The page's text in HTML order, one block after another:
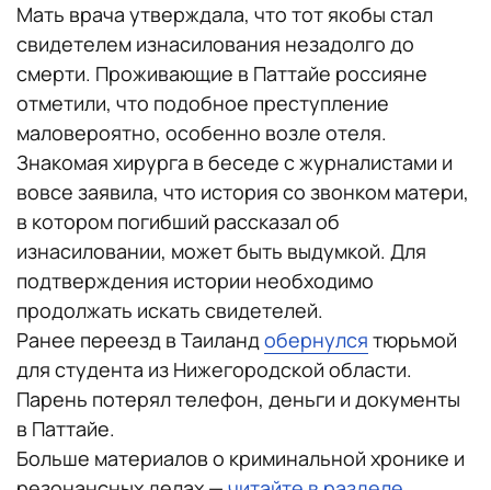
Мать врача утверждала, что тот якобы стал
свидетелем изнасилования незадолго до
смерти. Проживающие в Паттайе россияне
отметили, что подобное преступление
маловероятно, особенно возле отеля.
Знакомая хирурга в беседе с журналистами и
вовсе заявила, что история со звонком матери,
в котором погибший рассказал об
изнасиловании, может быть выдумкой. Для
подтверждения истории необходимо
продолжать искать свидетелей.
Ранее переезд в Таиландобернулся тюрьмой
для студента из Нижегородской области.
Парень потерял телефон, деньги и документы
в Паттайе.
Больше материалов о криминальной хронике и